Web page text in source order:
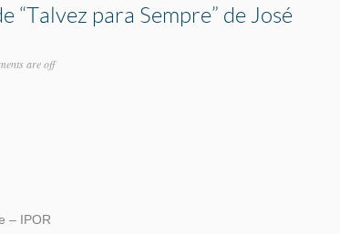
“Talvez para Sempre” de José
are off
– IPOR